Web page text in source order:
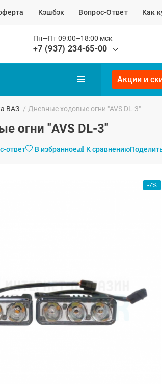
Кэшбэк Вопрос-Ответ Как
Пн—Пт 09:00–18:00 мск
+7 (937) 234-65-00
Акции и
ВАЗ / Дневные ходовые огни "AVS DL-3"
огни "AVS DL-3"
ответ В избранное К сравнению
-7%